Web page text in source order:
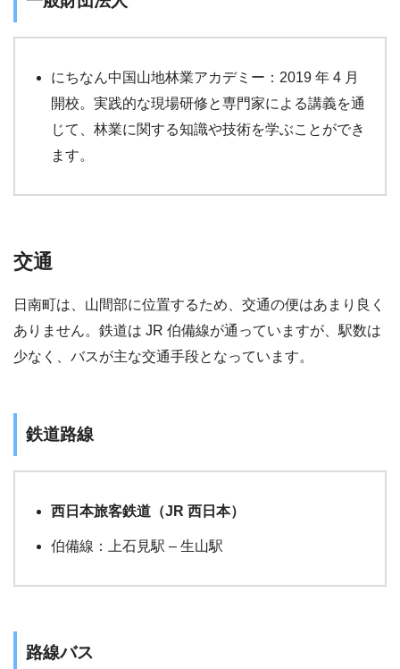
にちなん中国山地林業アカデミー：2019 年 4 月
開校。実践的な現場研修と専門家による講義を通
じて、林業に関する知識や技術を学ぶことができ
ます。
交通
日南町は、山間部に位置するため、交通の便はあまり良く
ありません。鉄道は JR 伯備線が通っていますが、駅数は
少なく、バスが主な交通手段となっています。
鉄道路線
西日本旅客鉄道（JR 西日本）
伯備線：上石見駅 – 生山駅
路線バス